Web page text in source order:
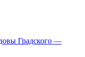
Градского —